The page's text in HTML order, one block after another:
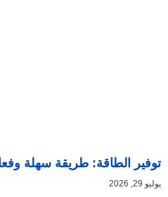
توفير الطاقة: طريقة سهلة
يوليو 29, 2026